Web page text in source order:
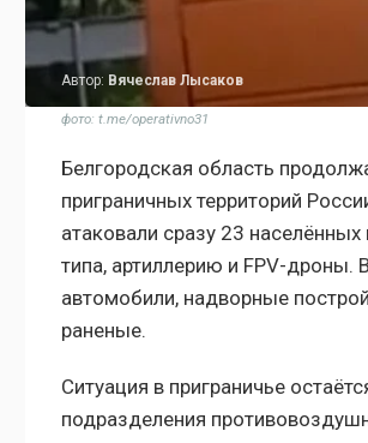
Автор: Вячеслав Лысаков
фото: t.me/operativno31
Белгородская область
приграничных территорий
атаковали сразу 23
типа, артиллерию и FPV-
автомобили, надворные
раненые.
Ситуация в приграничье
подразделения